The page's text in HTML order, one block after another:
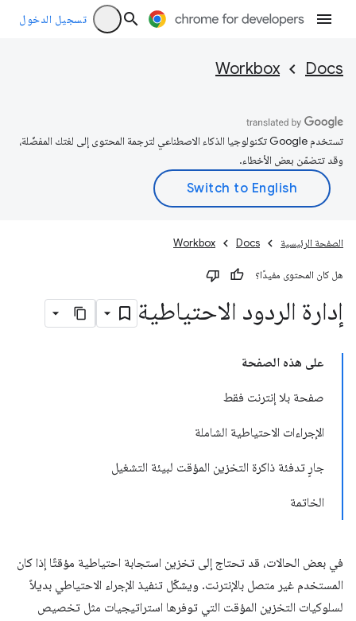
تسجيل الدخول
Docs
Workbox
تستخدم Google تكنولوجيا الذكاء الاصطناعي لترجمة المحتوى إلى لغتك المفضّلة،
وقد تتضمّن بعض الأخطاء.
الصفحة الرئيسية Docs
Workbox
هل كان المحتوى مفيدًا؟
إدارة الردود الاحتياطية
على هذه الصفحة
صفحة بلا إنترنت فقط
الإجراءات الاحتياطية الشاملة
جارٍ تدفئة ذاكرة التخزين المؤقت لبيئة التشغيل
الخاتمة
في بعض الحالات، قد تحتاج إلى تخزين استجابة احتياطية مؤقتًا إذا كان
المستخدم غير متصل بالإنترنت. ويشكّل تنفيذ الإجراء الاحتياطي بديلاً
لسلوكيات التخزين المؤقت التي توفرها استراتيجيات مثل تخصيص